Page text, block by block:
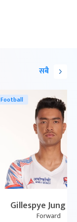
सबै
Football
Gillespye Jung
Forward